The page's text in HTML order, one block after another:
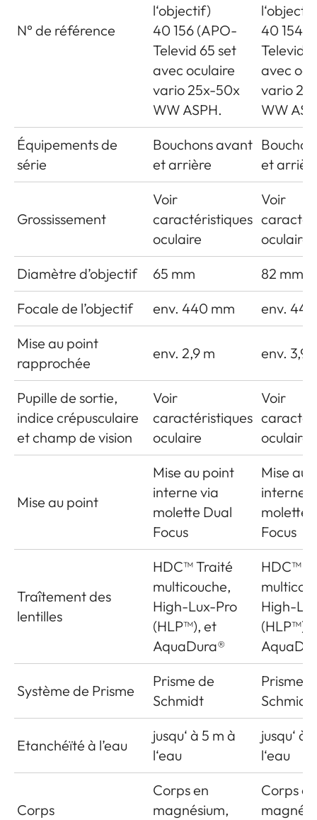
N° de référence
l‘objectif)
40 156 (APO-
Televid 65 set
avec oculaire
vario 25x-50x
WW ASPH.
40 154
Televid
avec
vario
WW
Équipements de
série
Bouchons avant
et arrière
et
Grossissement
Voir
caractéristiques
oculaire
Voir
oculaire
Diamètre d’objectif
65 mm
82 mm
Focale de l’objectif
env. 440 mm
env.
Mise au point
rapprochée
env. 2,9 m env. 3,9
Pupille de sortie,
indice crépusculaire
et champ de vision
Voir
caractéristiques
oculaire
Voir
oculaire
Mise au point
Mise au point
interne via
molette Dual
Focus
Mise au
interne
molette
Focus
Traîtement des
lentilles
HDC™ Traité
multicouche,
High-Lux-Pro
(HLP™), et
AquaDura®
HDC™
High-
(HLP™),
Système de Prisme
Prisme de
Schmidt
Prisme
Schmidt
Etanchéïté à l’eau
jusqu‘ à 5 m à
l‘eau
jusqu‘ à
l‘eau
Corps
Corps en
magnésium,
Corps en